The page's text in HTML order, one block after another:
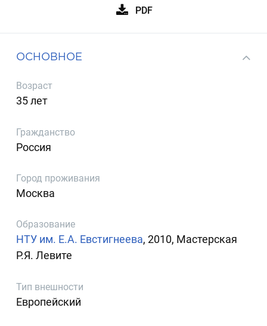
PDF
ОСНОВНОЕ
Возраст
35 лет
Гражданство
Россия
Город проживания
Москва
Образование
НТУ им. Е.А. Евстигнеева, 2010, Мастерская
Р.Я. Левите
Тип внешности
Европейский